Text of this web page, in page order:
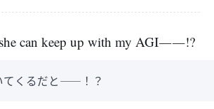
can keep up with my AGI――!?
てくるだと――！？